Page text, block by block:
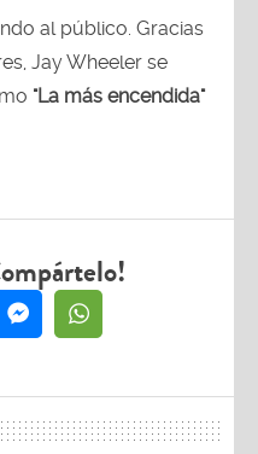
al público. Gracias
Jay Wheeler se
"La más encendida"